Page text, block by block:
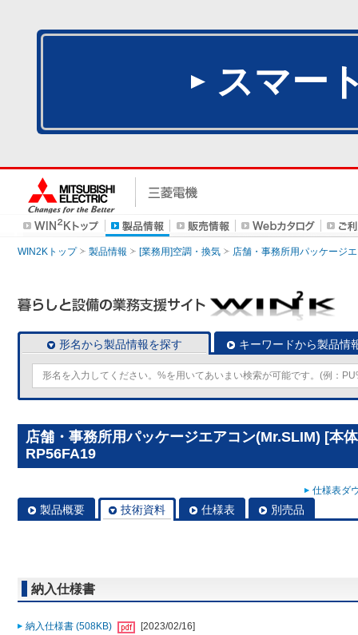
スマー
WIN2Kトップ 製品情報 [業務用]空調・換気 店舗・事務所用パッケージ
形名から製品情報を探す キーワードから製品情
店舗・事務所用パッケージエアコン(Mr.SLIM) [本
RP56FA19
仕様表ダ
製品概要 技術資料 仕様表 別売品
納入仕様書
納入仕様書 (508KB) [2023/02/16]